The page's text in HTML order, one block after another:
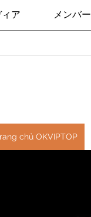
ア メンバー
chủ OKVIPTOP